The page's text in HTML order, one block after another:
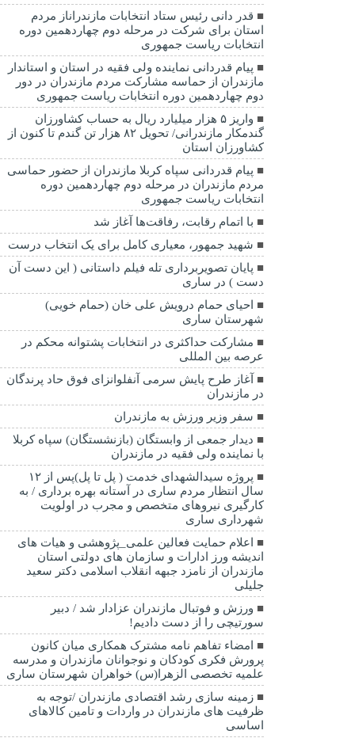
قدر دانی رئیس ستاد انتخابات مازندراناز مردم
استان برای شرکت در مرحله دوم چهاردهمین دوره
انتخابات ریاست جمهوری
پیام قدردانی نماینده ولی فقیه در استان و استاندار
مازندران از حماسه مشارکت مردم مازندران در دور
دوم چهاردهمین دوره انتخابات ریاست جمهوری
واریز ۵ هزار میلیارد ریال به حساب کشاورزان
گندمکار مازندرانی/ تحویل ۸۲ هزار تن گندم تا کنون از
کشاورزان استان
پیام قدردانی سپاه کربلا مازندران از حضور حماسی
مردم مازندران در مرحله دوم چهاردهمین دوره
انتخابات ریاست جمهوری
با اتمام رقابت، رفاقت‌ها آغاز شد
شهید جمهور، معیاری کامل برای یک انتخاب درست
پایان تصویربرداری تله فیلم داستانی ( این دست آن
دست ) در ساری
احیای حمام درویش علی خان (حمام خویی)
شهرستان ساری
مشارکت حداکثری در انتخابات پشتوانه محکم در
عرصه بین المللی
آغاز طرح پایش سرمی آنفلوانزای فوق حاد پرندگان
در مازندران
سفر وزیر ورزش به مازندران
دیدار جمعی از وابستگان (بازنشستگان) سپاه کربلا
با نماینده ولی فقیه در مازندران
پروژه سیدالشهدای خدمت ( پل تا پل)پس از ۱۲
سال انتظار مردم ساری در آستانه بهره برداری / به
کارگیری نیروهای متخصص و مجرب در اولویت
شهرداری ساری
اعلام حمایت فعالین علمی_پژوهشی و هیات های
اندیشه ورز ادارات و سازمان های دولتی استان
مازندران از نامزد جبهه انقلاب اسلامی دکتر سعید
جلیلی
ورزش و فوتبال مازندران عزادار شد / دبیر
سورتیچی را از دست دادیم!
امضاء تفاهم نامه مشترک همکاری میان کانون
پرورش فکری کودکان و نوجوانان مازندران و مدرسه
علمیه تخصصی الزهرا(س) خواهران شهرستان ساری
زمینه سازی رشد اقتصادی مازندران /توجه به
ظرفیت های مازندران در واردات و تامین کالاهای
اساسی